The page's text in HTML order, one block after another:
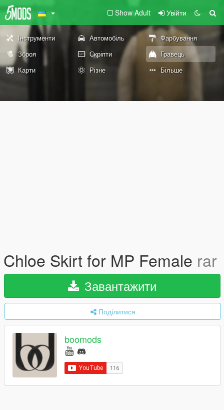
Show Adult Увійти
Інструменти Автомобіль
Фарбування
Зброя
Скріпти
Гравець
Карти
Різне Більше
Chloe Skirt for MP Female rar
Завантажити
Поділитися
boomods